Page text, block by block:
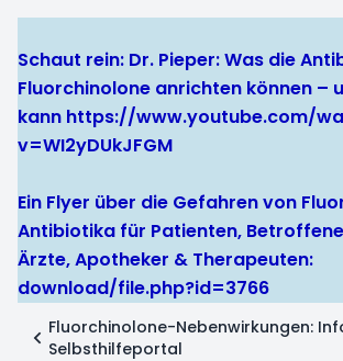
Schaut rein: Dr. Pieper: Was die
Fluorchinolone anrichten können –
kann https://www.youtube.com/
v=WI2yDUkJFGM
Ein Flyer über die Gefahren von
Antibiotika für Patienten,
Ärzte, Apotheker & Therapeuten:
download/file.php?id=3766
Fluorchinolone-Nebenwirkungen:
Selbsthilfeportal